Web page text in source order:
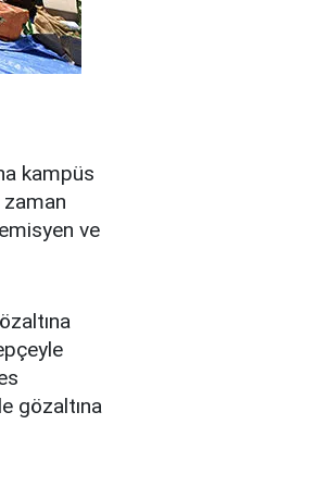
kampüs
zaman
ve
gözaltına